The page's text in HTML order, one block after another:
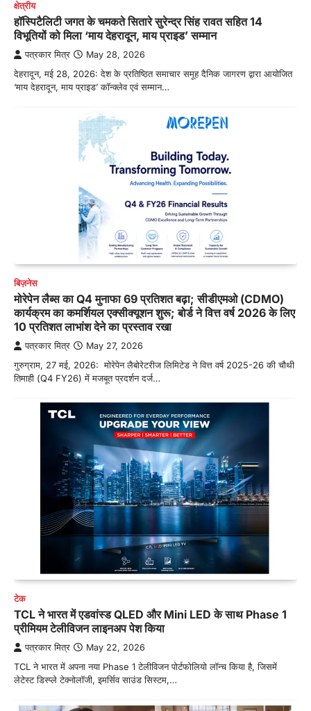
क्षेत्रीय
हॉस्पिटैलिटी जगत के चमकते सितारे सुरेन्द्र सिंह रावत सहित 14
विभूतियों को मिला ‘माय देहरादून, माय प्राइड’ सम्मान
पत्रकार मित्र May 28, 2026
देहरादून, मई 28, 2026: देश के प्रतिष्ठित समाचार समूह दैनिक जागरण द्वारा आयोजित
‘माय देहरादून, माय प्राइड’ कॉन्क्लेव एवं सम्मान…
बिज़नेस
मोरेपेन लैब्स का Q4 मुनाफा 69 प्रतिशत बढ़ा; सीडीएमओ (CDMO)
कार्यक्रम का कमर्शियल एक्सीक्यूशन शुरू; बोर्ड ने वित्त वर्ष 2026 के लिए
10 प्रतिशत लाभांश देने का प्रस्ताव रखा
पत्रकार मित्र May 27, 2026
गुरुग्राम, 27 मई, 2026: मोरेपेन लैबोरेटरीज लिमिटेड ने वित्त वर्ष 2025-26 की चौथी
तिमाही (Q4 FY26) में मजबूत प्रदर्शन दर्ज…
टेक
TCL ने भारत में एडवांस्ड QLED और Mini LED के साथ Phase 1
प्रीमियम टेलीविजन लाइनअप पेश किया
पत्रकार मित्र May 22, 2026
TCL ने भारत में अपना नया Phase 1 टेलीविजन पोर्टफोलियो लॉन्च किया है, जिसमें
लेटेस्ट डिस्प्ले टेक्नोलॉजी, इमर्सिव साउंड सिस्टम,…